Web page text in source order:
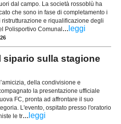
dal campo. La società rossoblù ha
che sono in fase di completamento i
ristrutturazione e riqualificazione degli
Polisportivo Comunal ... leggi
sipario sulla stagione
della condivisione e
la presentazione ufficiale
FC, pronta ad affrontare il suo
L'evento, ospitato presso l'oratorio
le tr... leggi